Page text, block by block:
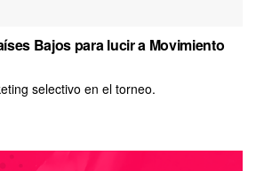
Bajos para lucir a Movimiento
selectivo en el torneo.